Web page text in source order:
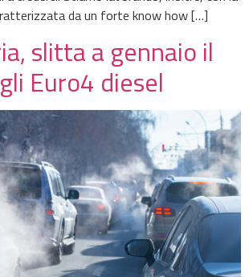
da un forte know how […]
slitta a gennaio il
Euro4 diesel